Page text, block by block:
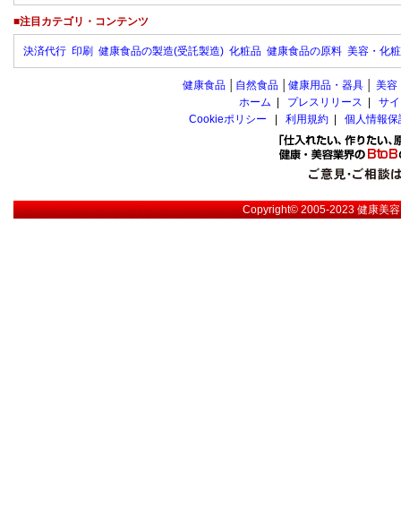
■注目カテゴリ・コンテンツ
決済代行 印刷 健康食品の製造(受託製造) 化粧品 健康食品の原料 美容・化
健康食品 自然食品 健康用品・器具 美容
ホーム
プレスリリース
サ
Cookieポリシー
利用規約 個人情報
Copyright© 2005-2023健康美